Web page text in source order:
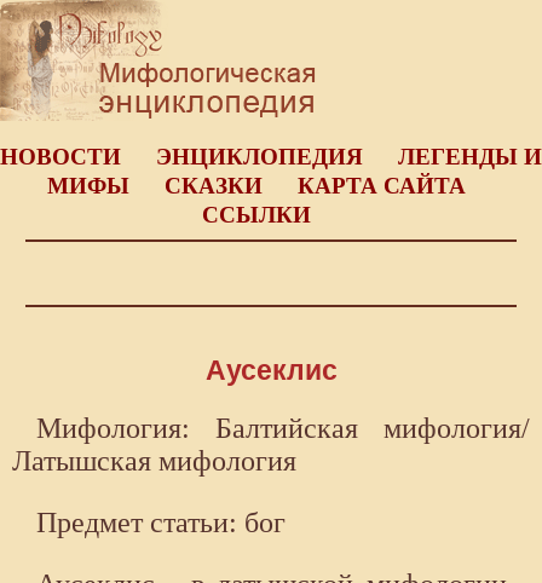
НОВОСТИ ЭНЦИКЛОПЕДИЯ
ЛЕГЕНДЫ И
МИФЫ
СКАЗКИ
КАРТА САЙТА
ССЫЛКИ
Аусеклис
Мифология: Балтийская мифология/
Латышская мифология
Предмет статьи: бог